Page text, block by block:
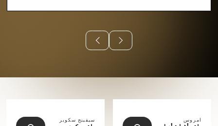
امروس سيفينج سكوير